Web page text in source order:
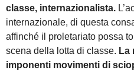
classe, internazionalista.
internazionale, di questa
affinché il proletariato possa
scena della lotta di classe. La
imponenti movimenti di